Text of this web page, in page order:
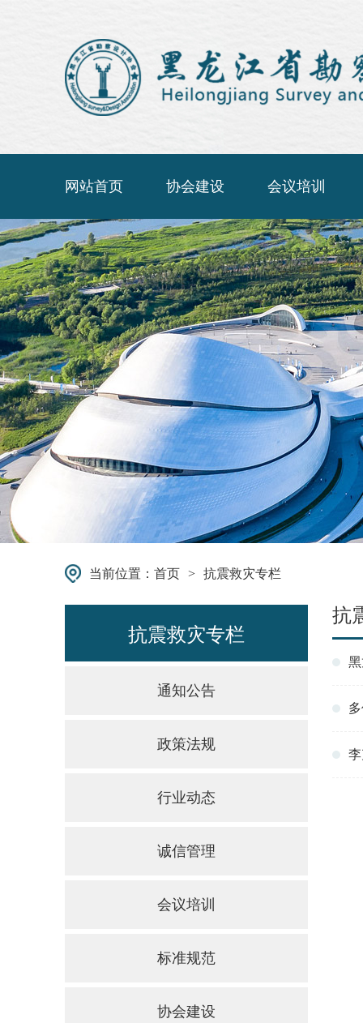
网站首页 协会建设 会议培训
当前位置： 首页 > 抗震救灾专栏
抗震救灾专栏
通知公告
政策法规
行业动态
诚信管理
会议培训
标准规范
协会建设
抗